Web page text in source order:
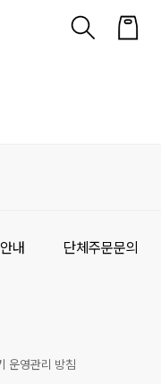
내 단체주문문의
운영관리 방침